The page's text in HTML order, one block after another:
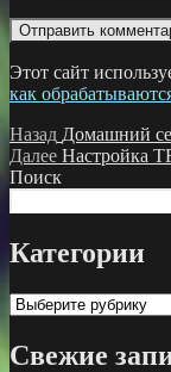
Этот сайт
как
Навигация
по
Назад Предыдущая
запись:
Домашний
Далее Следующая
запись:
Настройка
Поиск
Категории
Категории
Свежие